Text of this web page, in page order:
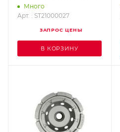
Много
Арт. : ST21000027
ЗАПРОС ЦЕНЫ
В КОРЗИНУ